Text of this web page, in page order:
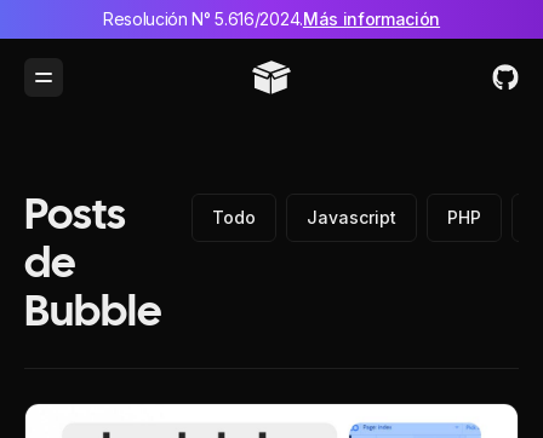
Resolución N° 5.616/2024.Más información
Toggle Menu
Posts
de
Bubble
Todo Javascript PHP